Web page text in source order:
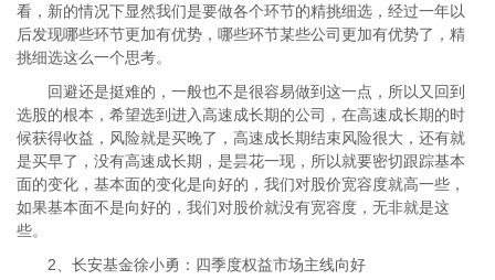
看，新的情况下显然我们是要做各个环节的精挑细选，经过一年以
后发现哪些环节更加有优势，哪些环节某些公司更加有优势了，精
挑细选这么一个思考。
回避还是挺难的，一般也不是很容易做到这一点，所以又回到
选股的根本，希望选到进入高速成长期的公司，在高速成长期的时
候获得收益，风险就是买晚了，高速成长期结束风险很大，还有就
是买早了，没有高速成长期，是昙花一现，所以就要密切跟踪基本
面的变化，基本面的变化是向好的，我们对股价宽容度就高一些，
如果基本面不是向好的，我们对股价就没有宽容度，无非就是这
些。
2、长安基金徐小勇：四季度权益市场主线向好